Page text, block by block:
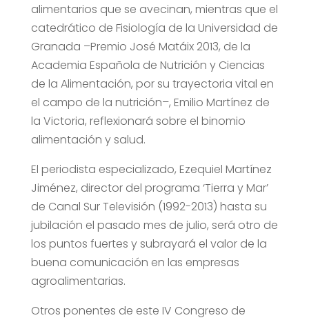
alimentarios que se avecinan, mientras que el
catedrático de Fisiología de la Universidad de
Granada –Premio José Matáix 2013, de la
Academia Española de Nutrición y Ciencias
de la Alimentación, por su trayectoria vital en
el campo de la nutrición–, Emilio Martínez de
la Victoria, reflexionará sobre el binomio
alimentación y salud.
El periodista especializado, Ezequiel Martínez
Jiménez, director del programa ‘Tierra y Mar’
de Canal Sur Televisión (1992-2013) hasta su
jubilación el pasado mes de julio, será otro de
los puntos fuertes y subrayará el valor de la
buena comunicación en las empresas
agroalimentarias.
Otros ponentes de este IV Congreso de